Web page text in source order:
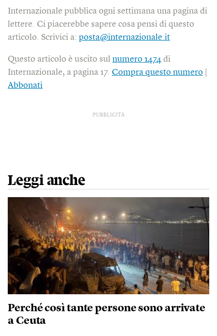
Internazionale pubblica ogni settimana una pagina di
lettere. Ci piacerebbe sapere cosa pensi di questo
articolo. Scrivici a: posta@internazionale.it
Questo articolo è uscito sul numero 1474 di
Internazionale, a pagina 17. Compra questo numero
Abbonati
PUBBLICITÀ
Leggi anche
Perché così tante persone sono arrivate
a Ceuta